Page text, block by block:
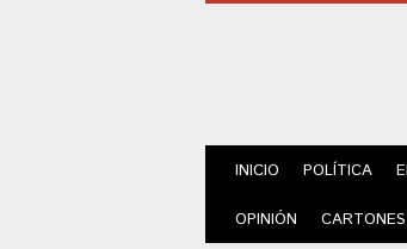
INICIO POLÍTICA
OPINIÓN CARTONES